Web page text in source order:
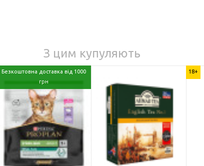
З цим купуляють
Безкоштовна доставка від 1000
грн
18+